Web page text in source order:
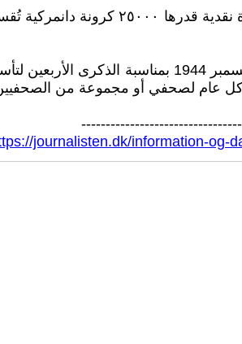
يحصل الفائز بالجائزة على
كل عام لصحفي أو مجموعة من
journalisten.dk/information-og-